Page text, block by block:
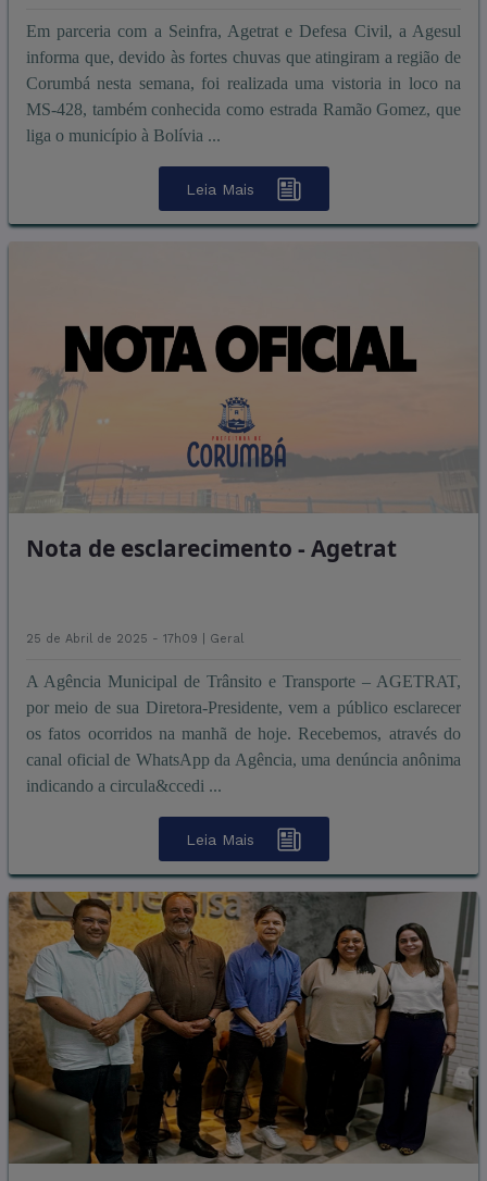
Em parceria com a Seinfra, Agetrat e Defesa Civil, a Agesul
informa que, devido às fortes chuvas que atingiram a região de
Corumbá nesta semana, foi realizada uma vistoria in loco na
MS-428, também conhecida como estrada Ramão Gomez, que
liga o município à Bolívia ...
Leia Mais
Nota de esclarecimento - Agetrat
25 de Abril de 2025 - 17h09 | Geral
A Agência Municipal de Trânsito e Transporte – AGETRAT,
por meio de sua Diretora-Presidente, vem a público esclarecer
os fatos ocorridos na manhã de hoje. Recebemos, através do
canal oficial de WhatsApp da Agência, uma denúncia anônima
indicando a circula&ccedi ...
Leia Mais